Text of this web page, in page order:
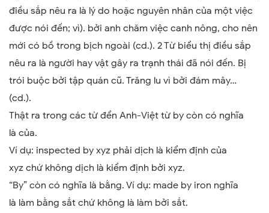
điều sắp nêu ra là lý do hoặc nguyên nhân của một việc
được nói đến; vì). bởi anh chăm việc canh nông, cho nên
mới có bồ trong bịch ngoài (cd.). 2 Từ biểu thị điều sắp
nêu ra là người hay vật gây ra trạnh thái đã nói đến. Bị
trói buộc bởi tập quán cũ. Trăng lu vì bởi đám mây…
(cd.).
Thật ra trong các từ đển Anh-Việt từ by còn có nghĩa
là của.
Ví dụ: inspected by xyz phải dịch là kiểm định của
xyz chứ không dịch là kiểm định bởi xyz.
“By” còn có nghĩa là bằng. Ví dụ: made by iron nghĩa
là làm bằng sắt chứ không là làm bởi sắt.